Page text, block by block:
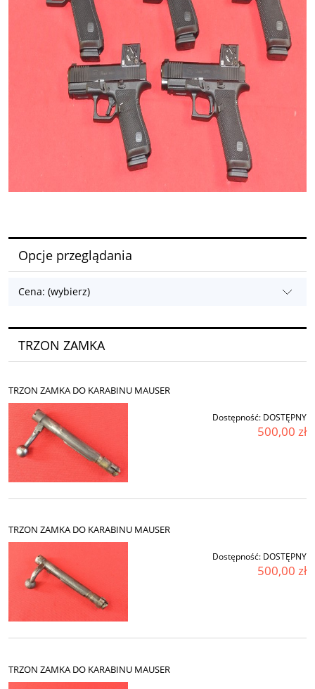
Opcje przeglądania
Cena: (wybierz)
TRZON ZAMKA
TRZON ZAMKA DO KARABINU MAUSER
Dostępność: DOSTĘPNY
500,00 zł
TRZON ZAMKA DO KARABINU MAUSER
Dostępność: DOSTĘPNY
500,00 zł
TRZON ZAMKA DO KARABINU MAUSER